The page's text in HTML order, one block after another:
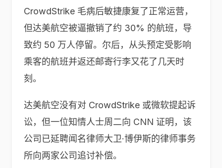
CrowdStrike 毛病后敏捷康复了正常运营，
但达美航空被逼撤销了约 30% 的航班，导
致约 50 万人停留。尔后，从头预定受影响
乘客的航班并返还邮寄行李又花了几天时
刻。
达美航空没有对 CrowdStrike 或微软提起诉
讼，但一位知情人士周二向 CNN 证明，该
公司已延聘闻名律师大卫·博伊斯的律师事务
所向两家公司追讨补偿。